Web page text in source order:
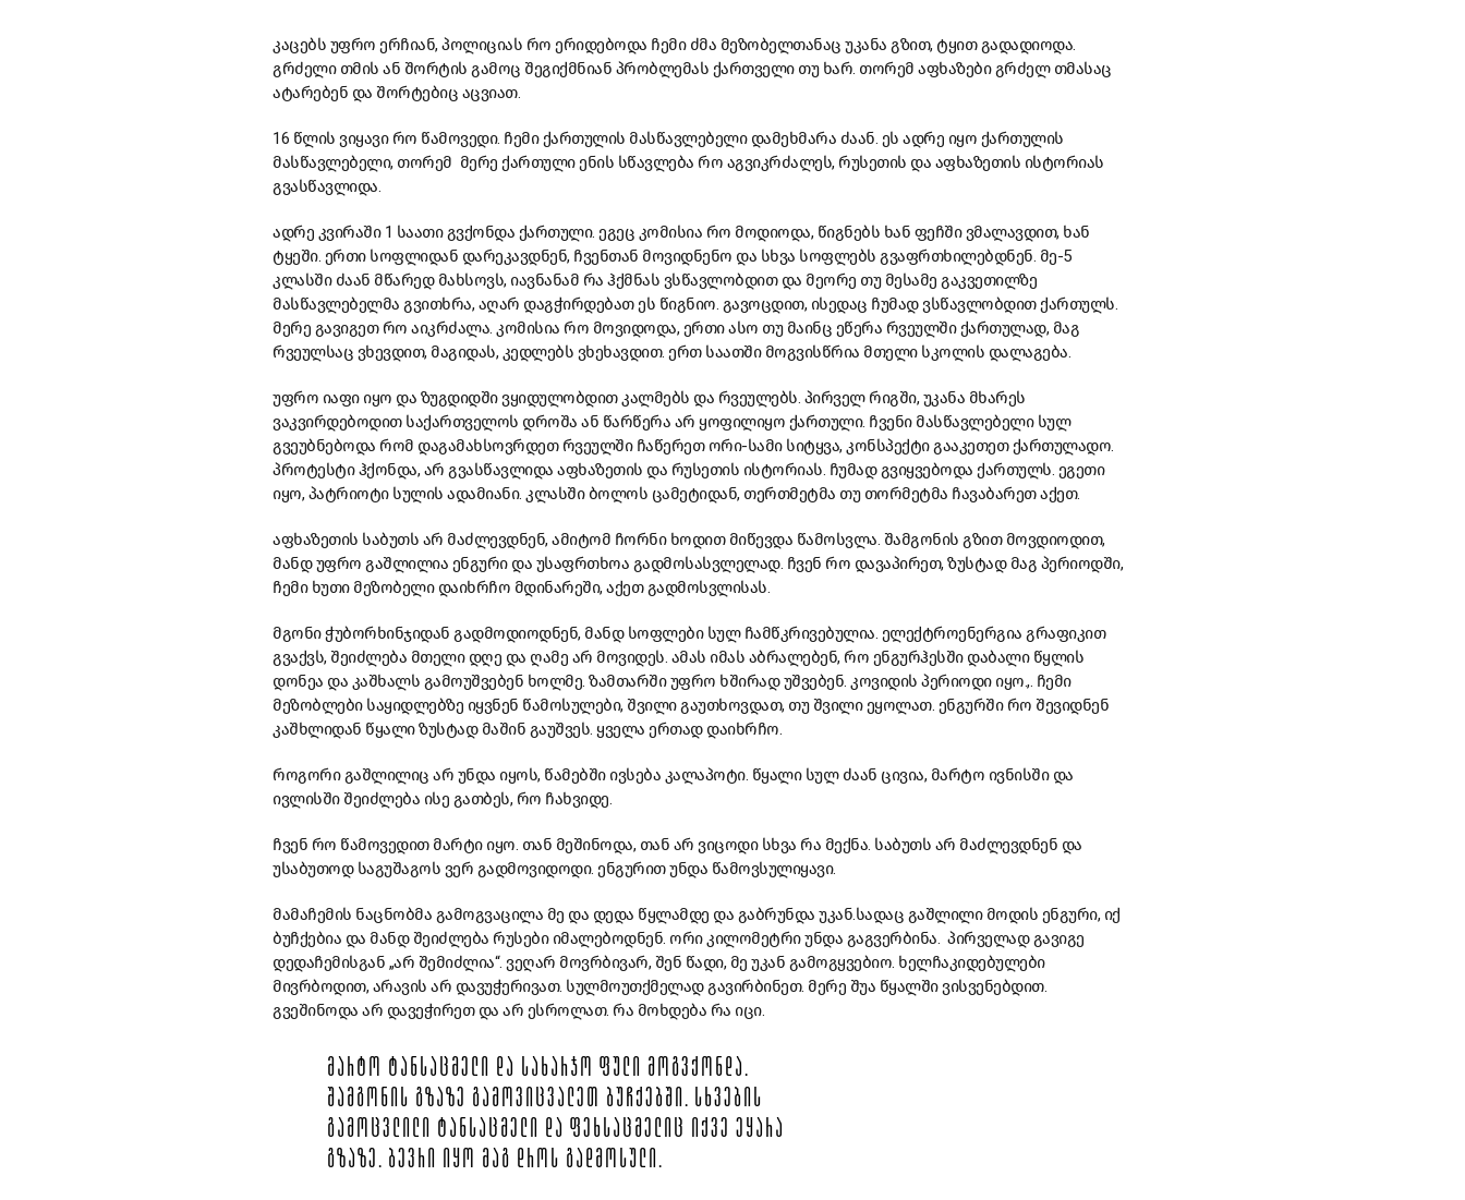
კაცებს უფრო ერჩიან, პოლიციას რო ერიდებოდა ჩემი ძმა მეზობელთანაც უკანა გზით, ტყით გადადიოდა.
გრძელი თმის ან შორტის გამოც შეგიქმნიან პრობლემას ქართველი თუ ხარ. თორემ აფხაზები გრძელ თმასაც
ატარებენ და შორტებიც აცვიათ.
16 წლის ვიყავი რო წამოვედი. ჩემი ქართულის მასწავლებელი დამეხმარა ძაან. ეს ადრე იყო ქართულის
მასწავლებელი, თორემ მერე ქართული ენის სწავლება რო აგვიკრძალეს, რუსეთის და აფხაზეთის ისტორიას
გვასწავლიდა.
ადრე კვირაში 1 საათი გვქონდა ქართული. ეგეც კომისია რო მოდიოდა, წიგნებს ხან ფეჩში ვმალავდით, ხან
ტყეში. ერთი სოფლიდან დარეკავდნენ, ჩვენთან მოვიდნენო და სხვა სოფლებს გვაფრთხილებდნენ. მე-5
კლასში ძაან მწარედ მახსოვს, იავნანამ რა ჰქმნას ვსწავლობდით და მეორე თუ მესამე გაკვეთილზე
მასწავლებელმა გვითხრა, აღარ დაგჭირდებათ ეს წიგნიო. გავოცდით, ისედაც ჩუმად ვსწავლობდით ქართულს.
მერე გავიგეთ რო აიკრძალა. კომისია რო მოვიდოდა, ერთი ასო თუ მაინც ეწერა რვეულში ქართულად, მაგ
რვეულსაც ვხევდით, მაგიდას, კედლებს ვხეხავდით. ერთ საათში მოგვისწრია მთელი სკოლის დალაგება.
უფრო იაფი იყო და ზუგდიდში ვყიდულობდით კალმებს და რვეულებს. პირველ რიგში, უკანა მხარეს
ვაკვირდებოდით საქართველოს დროშა ან წარწერა არ ყოფილიყო ქართული. ჩვენი მასწავლებელი სულ
გვეუბნებოდა რომ დაგამახსოვრდეთ რვეულში ჩაწერეთ ორი-სამი სიტყვა, კონსპექტი გააკეთეთ ქართულადო.
პროტესტი ჰქონდა, არ გვასწავლიდა აფხაზეთის და რუსეთის ისტორიას. ჩუმად გვიყვებოდა ქართულს. ეგეთი
იყო, პატრიოტი სულის ადამიანი. კლასში ბოლოს ცამეტიდან, თერთმეტმა თუ თორმეტმა ჩავაბარეთ აქეთ.
აფხაზეთის საბუთს არ მაძლევდნენ, ამიტომ ჩორნი ხოდით მიწევდა წამოსვლა. შამგონის გზით მოვდიოდით,
მანდ უფრო გაშლილია ენგური და უსაფრთხოა გადმოსასვლელად. ჩვენ რო დავაპირეთ, ზუსტად მაგ პერიოდში,
ჩემი ხუთი მეზობელი დაიხრჩო მდინარეში, აქეთ გადმოსვლისას.
მგონი ჭუბორხინჯიდან გადმოდიოდნენ, მანდ სოფლები სულ ჩამწკრივებულია. ელექტროენერგია გრაფიკით
გვაქვს, შეიძლება მთელი დღე და ღამე არ მოვიდეს. ამას იმას აბრალებენ, რო ენგურჰესში დაბალი წყლის
დონეა და კაშხალს გამოუშვებენ ხოლმე. ზამთარში უფრო ხშირად უშვებენ. კოვიდის პერიოდი იყო.,. ჩემი
მეზობლები საყიდლებზე იყვნენ წამოსულები, შვილი გაუთხოვდათ, თუ შვილი ეყოლათ. ენგურში რო შევიდნენ
კაშხლიდან წყალი ზუსტად მაშინ გაუშვეს. ყველა ერთად დაიხრჩო.
როგორი გაშლილიც არ უნდა იყოს, წამებში ივსება კალაპოტი. წყალი სულ ძაან ცივია, მარტო ივნისში და
ივლისში შეიძლება ისე გათბეს, რო ჩახვიდე.
ჩვენ რო წამოვედით მარტი იყო. თან მეშინოდა, თან არ ვიცოდი სხვა რა მექნა. საბუთს არ მაძლევდნენ და
უსაბუთოდ საგუშაგოს ვერ გადმოვიდოდი. ენგურით უნდა წამოვსულიყავი.
მამაჩემის ნაცნობმა გამოგვაცილა მე და დედა წყლამდე და გაბრუნდა უკან.სადაც გაშლილი მოდის ენგური, იქ
ბუჩქებია და მანდ შეიძლება რუსები იმალებოდნენ. ორი კილომეტრი უნდა გაგვერბინა. პირველად გავიგე
დედაჩემისგან „არ შემიძლია“. ვეღარ მოვრბივარ, შენ წადი, მე უკან გამოგყვებიო. ხელჩაკიდებულები
მივრბოდით, არავის არ დავუჭერივათ. სულმოუთქმელად გავირბინეთ. მერე შუა წყალში ვისვენებდით.
გვეშინოდა არ დავეჭირეთ და არ ესროლათ. რა მოხდება რა იცი.
ᲛᲐᲠᲢᲝ ᲢᲐᲜᲡᲐᲪᲛᲔᲚᲘ ᲓᲐ ᲡᲐᲮᲐᲠᲯᲝ ᲤᲣᲚᲘ ᲛᲝᲒᲕᲥᲝᲜᲓᲐ.
ᲨᲐᲛᲒᲝᲜᲘᲡ ᲒᲖᲐᲖᲔ ᲒᲐᲛᲝᲕᲘᲪᲕᲐᲚᲔᲗ ᲑᲣᲩᲥᲔᲑᲨᲘ. ᲡᲮᲕᲔᲑᲘᲡ
ᲒᲐᲛᲝᲪᲕᲚᲘᲚᲘ ᲢᲐᲜᲡᲐᲪᲛᲔᲚᲘ ᲓᲐ ᲤᲔᲮᲡᲐᲪᲛᲔᲚᲘᲪ ᲘᲥᲕᲔ ᲔᲧᲐᲠᲐ
ᲒᲖᲐᲖᲔ. ᲑᲔᲕᲠᲘ ᲘᲧᲝ ᲛᲐᲒ ᲓᲠᲝᲡ ᲒᲐᲓᲛᲝᲡᲣᲚᲘ.